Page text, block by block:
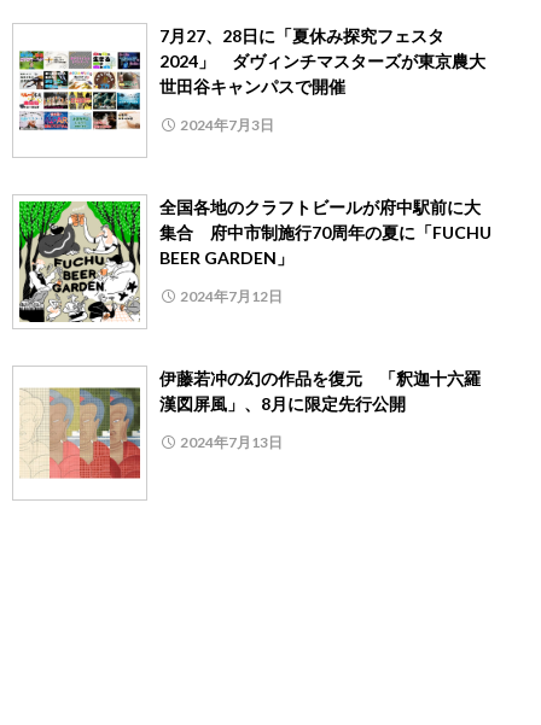
7月27、28日に「夏休み探究フェスタ
2024」 ダヴィンチマスターズが東京農大
世田谷キャンパスで開催
2024年7月3日
全国各地のクラフトビールが府中駅前に大
集合 府中市制施行70周年の夏に「FUCHU
BEER GARDEN」
2024年7月12日
伊藤若冲の幻の作品を復元 「釈迦十六羅
漢図屏風」、8月に限定先行公開
2024年7月13日